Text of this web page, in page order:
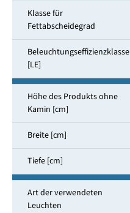
Klasse für
Fettabscheidegrad
Beleuchtungseffizienzklasse
[LE]
Höhe des Produkts ohne
Kamin [cm]
Breite [cm]
Tiefe [cm]
Art der verwendeten
Leuchten